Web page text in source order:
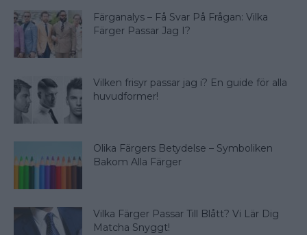
Färganalys – Få Svar På Frågan: Vilka
Färger Passar Jag I?
Vilken frisyr passar jag i? En guide för alla
huvudformer!
Olika Färgers Betydelse – Symboliken
Bakom Alla Färger
Vilka Färger Passar Till Blått? Vi Lär Dig
Matcha Snyggt!